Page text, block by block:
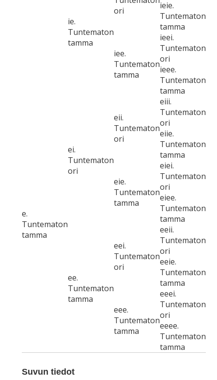
ie.
Tuntematon
tamma
ori
ieie.
Tuntematon
tamma
iee.
Tuntematon
tamma
ieei.
Tuntematon
ori
ieee.
Tuntematon
tamma
e.
Tuntematon
tamma
ei.
Tuntematon
ori
eii.
Tuntematon
ori
eiii.
Tuntematon
ori
eiie.
Tuntematon
tamma
eie.
Tuntematon
tamma
eiei.
Tuntematon
ori
eiee.
Tuntematon
tamma
ee.
Tuntematon
tamma
eei.
Tuntematon
ori
eeii.
Tuntematon
ori
eeie.
Tuntematon
tamma
eee.
Tuntematon
tamma
eeei.
Tuntematon
ori
eeee.
Tuntematon
tamma
Suvun tiedot